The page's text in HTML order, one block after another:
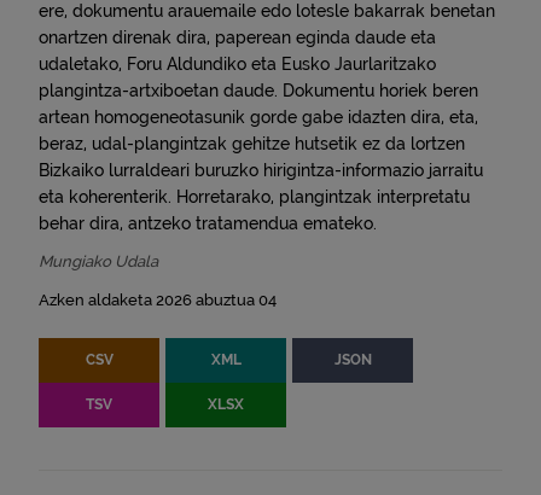
ere, dokumentu arauemaile edo lotesle bakarrak benetan
onartzen direnak dira, paperean eginda daude eta
udaletako, Foru Aldundiko eta Eusko Jaurlaritzako
plangintza-artxiboetan daude. Dokumentu horiek beren
artean homogeneotasunik gorde gabe idazten dira, eta,
beraz, udal-plangintzak gehitze hutsetik ez da lortzen
Bizkaiko lurraldeari buruzko hirigintza-informazio jarraitu
eta koherenterik. Horretarako, plangintzak interpretatu
behar dira, antzeko tratamendua emateko.
Mungiako Udala
Azken aldaketa 2026 abuztua 04
CSV XML JSON
TSV XLSX